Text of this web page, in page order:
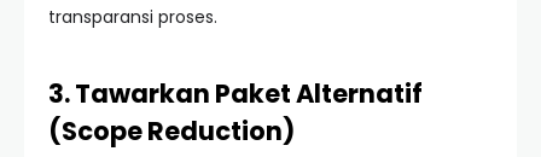
transparansi proses.
3. Tawarkan Paket Alternatif
(Scope Reduction)